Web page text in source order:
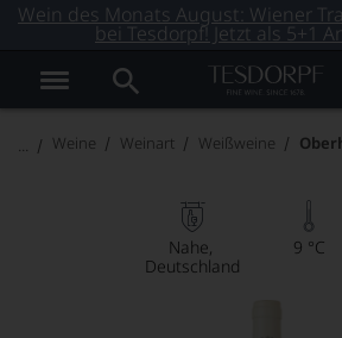
Wein des Monats August: Wiener
bei Tesdorpf! Jetzt als 5+1
Weine Weinart Weißweine
Nahe
Deutschland
9 °C